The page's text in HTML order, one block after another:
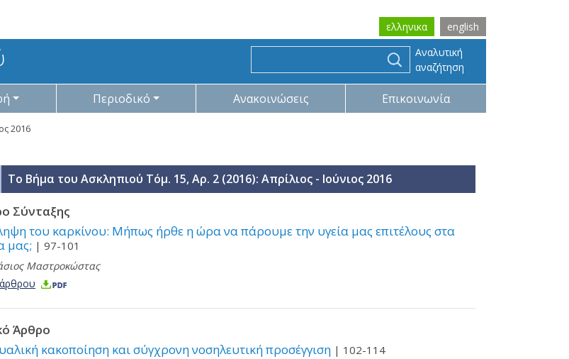
ελληνικα english
Αναλυτική
αναζήτηση
Περιοδικό Ανακοινώσεις Επικοινωνία
2016
Το Βήμα του Ασκληπιού Τόμ. 15, Αρ. 2 (2016): Απρίλιος - Ιούνιος 2016
Σύνταξης
του καρκίνου: Μήπως ήρθε η ώρα να πάρουμε την υγεία μας επιτέλους στα
μας; | 97-101
Μαστροκώστας
Άρθρο
κακοποίηση και σύγχρονη νοσηλευτική προσέγγιση| 102-114